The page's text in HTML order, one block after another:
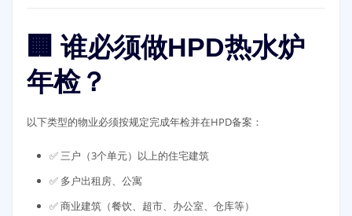
🏢 谁必须做HPD热水炉
年检？
以下类型的物业必须按规定完成年检并在HPD备案：
✅ 三户（3个单元）以上的住宅建筑
✅ 多户出租房、公寓
✅ 商业建筑（餐饮、超市、办公室、仓库等）